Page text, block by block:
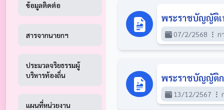
ข้อมูลติดต่อ
สารจากนายกฯ
ประมวลจริยธรรมผู้
บริหารท้องถิ่น
แผนที่หน่วยงาน
พระราชบัญญัติ
07/2/2568 ก
พระราชบัญญัติก
13/12/2567